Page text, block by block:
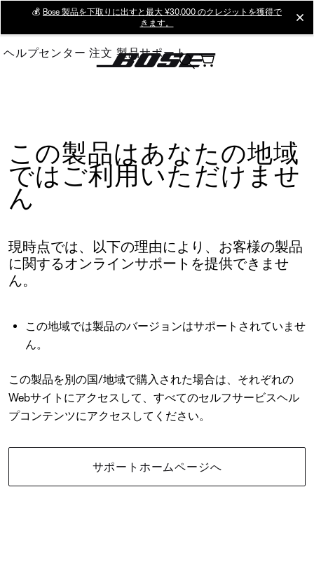
Main
💰 Bose 製品を下取りに出すと最大 ¥30,000 のクレジットを獲得で
きます。
ヘルプセンター 注文 製品サポート
この製品はあなたの地域
ではご利用いただけませ
ん
現時点では、以下の理由により、お客様の製品
に関するオンラインサポートを提供できませ
ん。
この地域では製品のバージョンはサポートされていませ
ん。
この製品を別の国/地域で購入された場合は、それぞれの
Webサイトにアクセスして、すべてのセルフサービスヘル
プコンテンツにアクセスしてください。
サポートホームページへ